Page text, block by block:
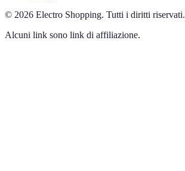
© 2026 Electro Shopping. Tutti i diritti riservati.
Alcuni link sono link di affiliazione.